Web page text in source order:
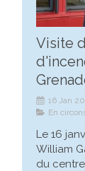
Visite
16 Jan
En
Le 16
William
du